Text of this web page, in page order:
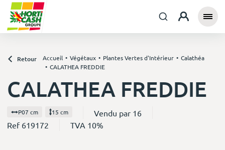
Retour Accueil Végétaux Plantes Vertes d'Intérieur
Calathéa
CALATHEA FREDDIE
CALATHEA FREDDIE
P07 cm 15 cm
Vendu par 16
Ref 619172
TVA 10%